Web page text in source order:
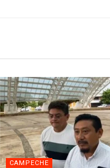
CAMPECHE